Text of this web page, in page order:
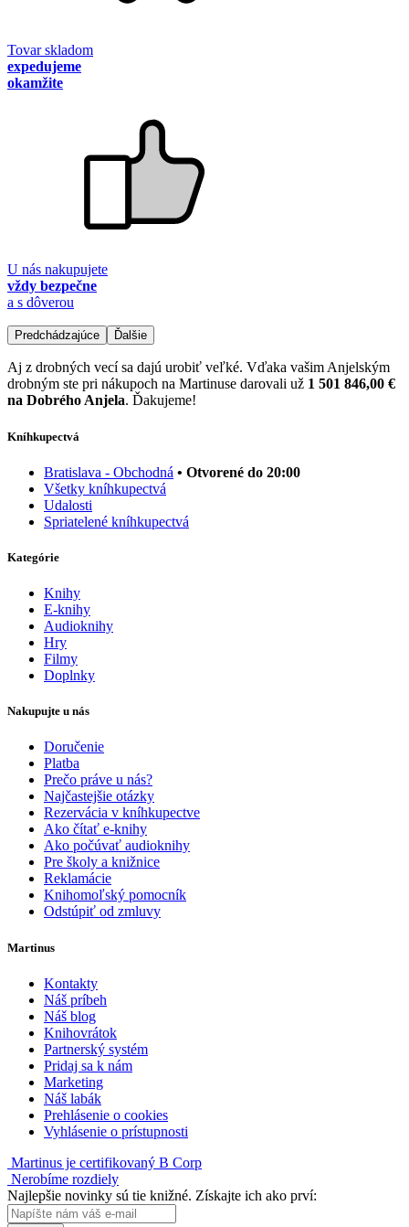
Tovar skladom
expedujeme
okamžite
U nás nakupujete
vždy bezpečne
a s dôverou
Predchádzajúce Ďalšie
Aj z drobných vecí sa dajú urobiť veľké. Vďaka vašim Anjelským
drobným ste pri nákupoch na Martinuse darovali už 1 501 846,00 €
na Dobrého Anjela. Ďakujeme!
Kníhkupectvá
Bratislava - Obchodná • Otvorené do 20:00
Všetky kníhkupectvá
Udalosti
Spriatelené kníhkupectvá
Kategórie
Knihy
E-knihy
Audioknihy
Hry
Filmy
Doplnky
Nakupujte u nás
Doručenie
Platba
Prečo práve u nás?
Najčastejšie otázky
Rezervácia v kníhkupectve
Ako čítať e-knihy
Ako počúvať audioknihy
Pre školy a knižnice
Reklamácie
Knihomoľský pomocník
Odstúpiť od zmluvy
Martinus
Kontakty
Náš príbeh
Náš blog
Knihovrátok
Partnerský systém
Pridaj sa k nám
Marketing
Náš labák
Prehlásenie o cookies
Vyhlásenie o prístupnosti
Martinus je certifikovaný B Corp
Nerobíme rozdiely
Najlepšie novinky sú tie knižné. Získajte ich ako prví: